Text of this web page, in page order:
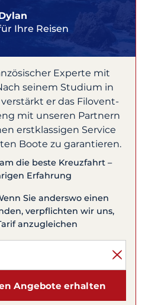
Ihre Reisen
Experte mit
seinem Studium in
er das Filovent-
mit unseren Partnern
erstklassigen Service
Boote zu garantieren.
die beste Kreuzfahrt –
Erfahrung
Sie anderswo einen
verpflichten wir uns,
anzugleichen
Angebote erhalten